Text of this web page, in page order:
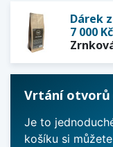
Dárek
7 000 Kč
Vrtání otvorů
Je to
košíku si